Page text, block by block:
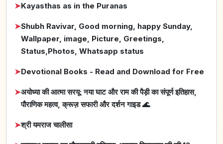
➤Kayasthas as in the Puranas
➤Shubh Ravivar, Good morning, happy Sunday,
Wallpaper, image, Picture, Greetings,
Status,Photos, Whatsapp status
➤Devotional Books - Read and Download for Free
➤अयोध्या की आत्मा सरयू: नया घाट और राम की पैड़ी का संपूर्ण इतिहास,
पौराणिक महत्व, क्रूज़ सफारी और दर्शन गाइड 🌊
➤श्री यमराज चालीसा